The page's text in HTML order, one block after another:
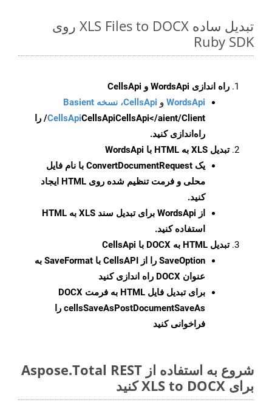
تبدیل ساده XLS Files to DOCX روی
Ruby SDK
راه اندازی WordsApi و CellsApi
WordsApi و CellsApi، نسخه Basient
CellsApiCellsApi
CellsApi</aient/Client/ را
راه‌اندازی کنید.
تبدیل XLS به HTML با WordsApi
یک ConvertDocumentRequest با نام فایل
محلی و فرمت تنظیم شده روی HTML ایجاد
کنید.
از WordsApi برای تبدیل سند XLS به HTML
استفاده کنید.
تبدیل HTML به DOCX با CellsApi
SaveOption
را از CellsAPI با SaveFormat به
عنوان DOCX راه اندازی کنید
برای تبدیل فایل HTML به فرمت
DOCX
cellsSaveAsPostDocumentSaveAs را
فراخوانی کنید
شروع به استفاده از Aspose.Total REST
برای XLS to DOCX کنید